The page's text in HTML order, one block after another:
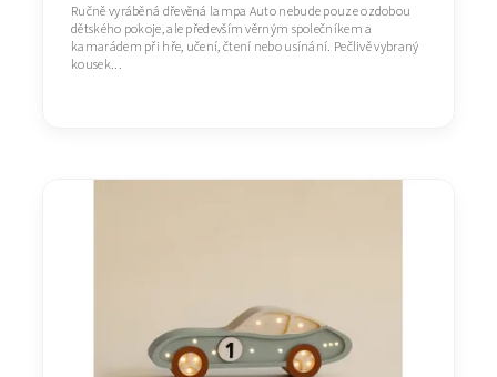
Ručně vyráběná dřevěná lampa Auto nebude pouze ozdobou
dětského pokoje, ale především věrným společníkem a
kamarádem při hře, učení, čtení nebo usínání. Pečlivě vybraný
kousek...